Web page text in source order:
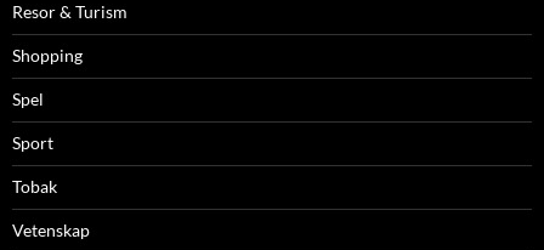
Resor & Turism
Shopping
Spel
Sport
Tobak
Vetenskap